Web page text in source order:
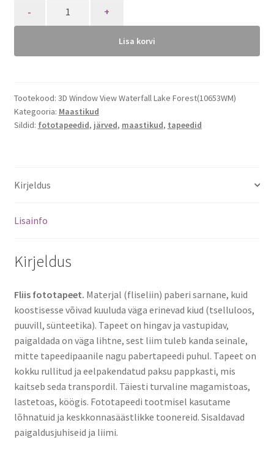
Lisa korvi
Tootekood: 3D Window View Waterfall Lake Forest(10653WM)
Kategooria: Maastikud
Sildid: fototapeedid, järved, maastikud, tapeedid
Kirjeldus
Lisainfo
Kirjeldus
Fliis fototapeet. Materjal (fliseliin) paberi sarnane, kuid
koostisesse võivad kuuluda väga erinevad kiud (tselluloos,
puuvill, sünteetika). Tapeet on hingav ja vastupidav,
paigaldada on väga lihtne, sest liim tuleb kanda seinale,
mitte tapeedipaanile nagu pabertapeedi puhul. Tapeet on
kokku rullitud ja eelpakendatud paksu pappkasti, mis
kaitseb seda transpordil. Täiesti turvaline magamistoas,
lastetoas, köögis. Fototapeedi tootmisel kasutame
lõhnatuid ja keskkonnasäästlikke toonereid. Sisaldavad
paigaldusjuhiseid ja liimi.